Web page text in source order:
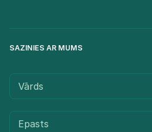
SAZINIES AR MUMS